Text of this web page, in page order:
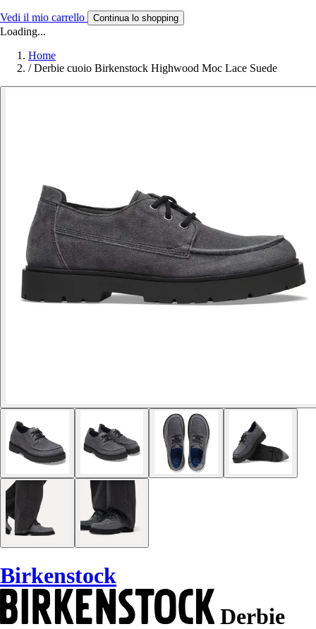
Vedi il mio carrello Continua lo shopping
Loading...
Home
/ Derbie cuoio Birkenstock Highwood Moc Lace Suede
Birkenstock
Derbie